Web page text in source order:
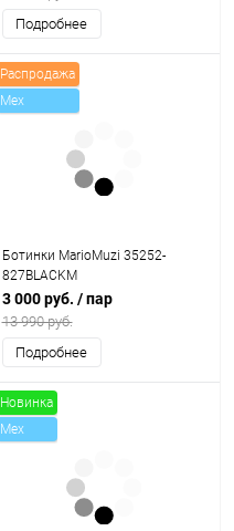
Подробнее
Распродажа
Mex
Ботинки MarioMuzi 35252-
827BLACKM
3 000 руб. / пар
13 990 руб.
Подробнее
Новинка
Mex